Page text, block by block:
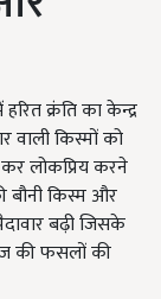
क्रंति का केन्द्र
वाली किस्मों को
लोकप्रिय करने
बौनी किस्म और
बढ़ी जिसके
की फसलों की